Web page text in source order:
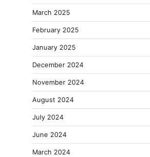
March 2025
February 2025
January 2025
December 2024
November 2024
August 2024
July 2024
June 2024
March 2024